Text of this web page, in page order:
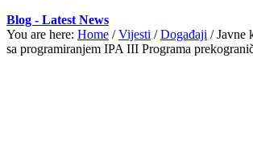
Blog - Latest News
You are here: Home / Vijesti / Događaji / Javne
sa programiranjem IPA III Programa